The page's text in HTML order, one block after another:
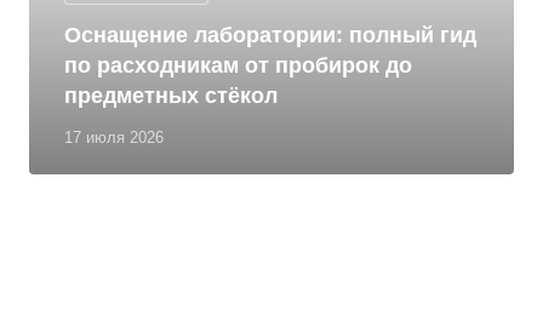
17 июля 2026
Оснащение лаборатории: полный гид
по расходникам от пробирок до
предметных стёкол